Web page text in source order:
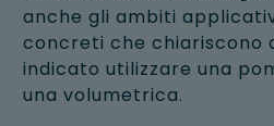
anche gli ambiti
concreti che chiariscono
indicato utilizzare una
una volumetrica.